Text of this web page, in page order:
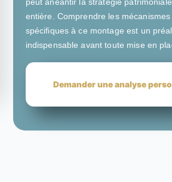
peut anéantir la stratégie
entière. Comprendre les
spécifiques à ce montage est un
indispensable avant toute mise en
Demander une analyse